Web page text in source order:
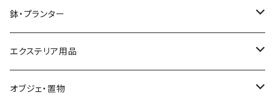
鉢・プランター
大きさ ミニ鉢 5号以下
大きさ 中鉢 6号～8号
エクステリア用品
プランタースタンド・花台
オブジェ・置物